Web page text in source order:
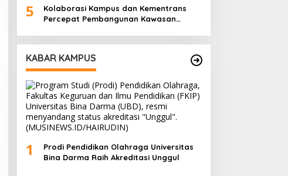
5
Kolaborasi Kampus dan Kementrans
Percepat Pembangunan Kawasan
KABAR KAMPUS
1
Prodi Pendidikan Olahraga Universitas
Bina Darma Raih Akreditasi Unggul